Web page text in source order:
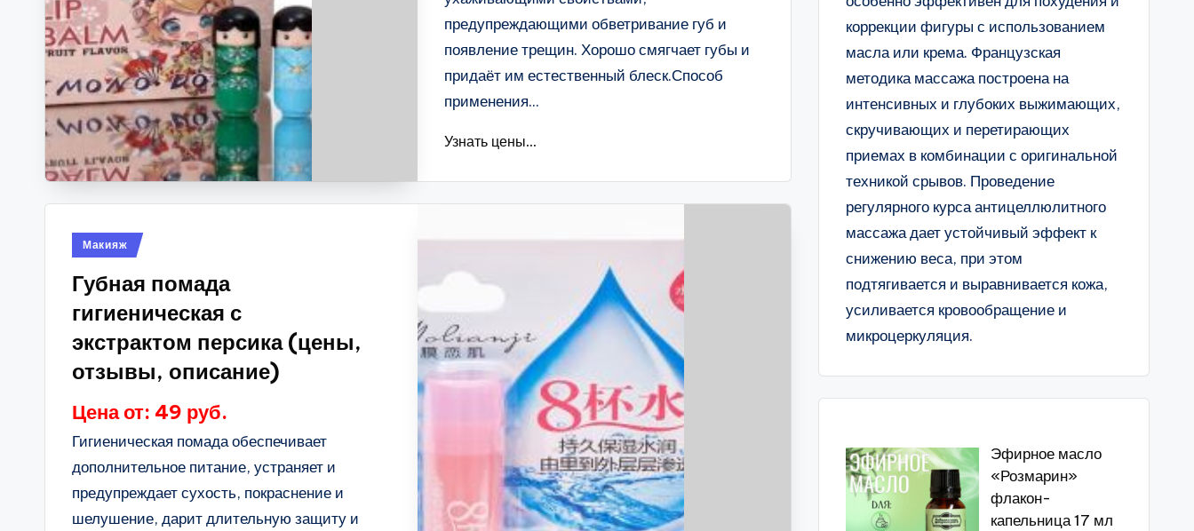
предупреждающими обветривание губ и
появление трещин. Хорошо смягчает губы и
придаёт им естественный блеск.Способ
применения...
Узнать цены...
Опубликовано
Макияж
Губная помада
гигиеническая с
экстрактом персика (цены,
отзывы, описание)
Цена от: 49 руб.
Гигиеническая помада обеспечивает
дополнительное питание, устраняет и
предупреждает сухость, покраснение и
шелушение, дарит длительную защиту и
коррекции фигуры с использованием
масла или крема. Французская
методика массажа построена на
интенсивных и глубоких выжимающих,
скручивающих и перетирающих
приемах в комбинации с оригинальной
техникой срывов. Проведение
регулярного курса антицеллюлитного
массажа дает устойчивый эффект к
снижению веса, при этом
подтягивается и выравнивается кожа,
усиливается кровообращение и
микроцеркуляция.
Эфирное масло
«Розмарин»
флакон-
капельница 17 мл